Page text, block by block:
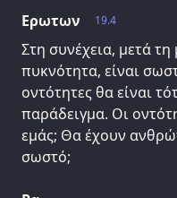
19.4
Ερωτων
Στη συνέχεια, μετά
πυκνότητα, είναι
οντότητες θα είναι
παράδειγμα. Οι
εμάς; Θα έχουν
σωστό;